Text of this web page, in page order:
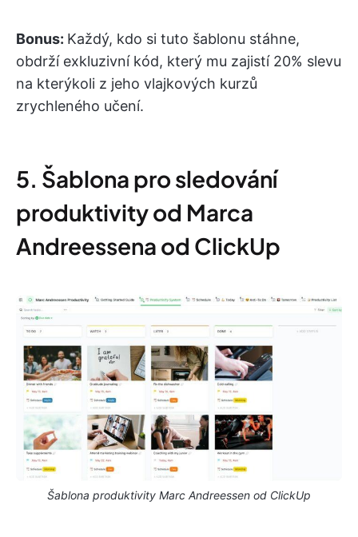
Bonus: Každý, kdo si tuto šablonu stáhne,
obdrží exkluzivní kód, který mu zajistí 20% slevu
na kterýkoli z jeho vlajkových kurzů
zrychleného učení.
5. Šablona pro sledování
produktivity od Marca
Andreessena od ClickUp
Šablona produktivity Marc Andreessen od ClickUp